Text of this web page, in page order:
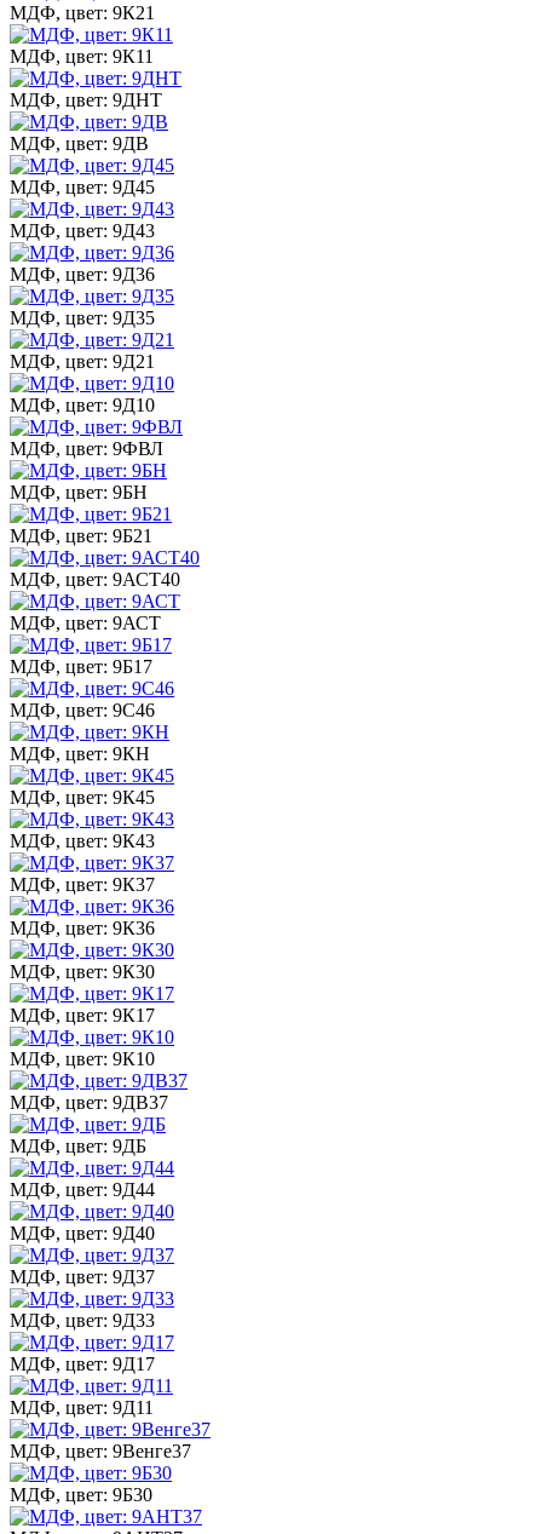
МДФ, цвет: 9К21
МДФ, цвет: 9К11
МДФ, цвет: 9ДНТ
МДФ, цвет: 9ДВ
МДФ, цвет: 9Д45
МДФ, цвет: 9Д43
МДФ, цвет: 9Д36
МДФ, цвет: 9Д35
МДФ, цвет: 9Д21
МДФ, цвет: 9Д10
МДФ, цвет: 9ФВЛ
МДФ, цвет: 9БН
МДФ, цвет: 9Б21
МДФ, цвет: 9АСТ40
МДФ, цвет: 9АСТ
МДФ, цвет: 9Б17
МДФ, цвет: 9С46
МДФ, цвет: 9КН
МДФ, цвет: 9К45
МДФ, цвет: 9К43
МДФ, цвет: 9К37
МДФ, цвет: 9К36
МДФ, цвет: 9К30
МДФ, цвет: 9К17
МДФ, цвет: 9К10
МДФ, цвет: 9ДВ37
МДФ, цвет: 9ДБ
МДФ, цвет: 9Д44
МДФ, цвет: 9Д40
МДФ, цвет: 9Д37
МДФ, цвет: 9Д33
МДФ, цвет: 9Д17
МДФ, цвет: 9Д11
МДФ, цвет: 9Венге37
МДФ, цвет: 9Б30